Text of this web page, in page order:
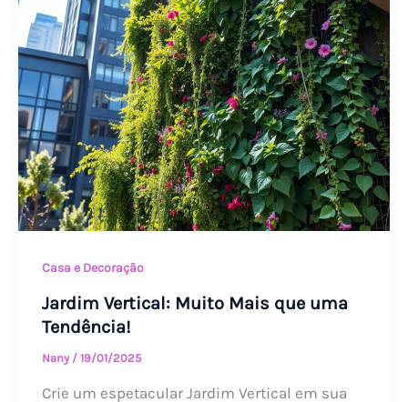
Casa e Decoração
Jardim Vertical: Muito Mais que uma
Tendência!
Nany / 19/01/2025
Crie um espetacular Jardim Vertical em sua
Muito
Mais
que
uma
Tendência!